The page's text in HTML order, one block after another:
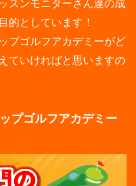
スンモニターさん達の成
的としています！
プゴルフアカデミーがど
ていければと思いますの
プゴルフアカデミー